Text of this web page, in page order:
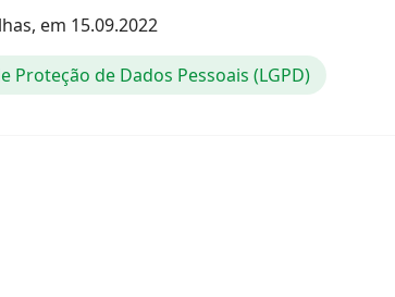
em 15.09.2022
Proteção de Dados Pessoais (LGPD)